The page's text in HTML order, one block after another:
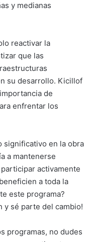
y medianas
reactivar la
que las
su desarrollo. Kicillof
de
enfrentar los
significativo en la obra
a mantenerse
activamente
a toda la
este programa?
y sé parte del cambio!
programas, no dudes